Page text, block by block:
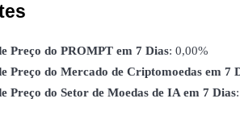
Preço do PROMPT em 7 Dias: 0,00%
Preço do Mercado de Criptomoedas em 7
Preço do Setor de Moedas de IA em 7 Dias